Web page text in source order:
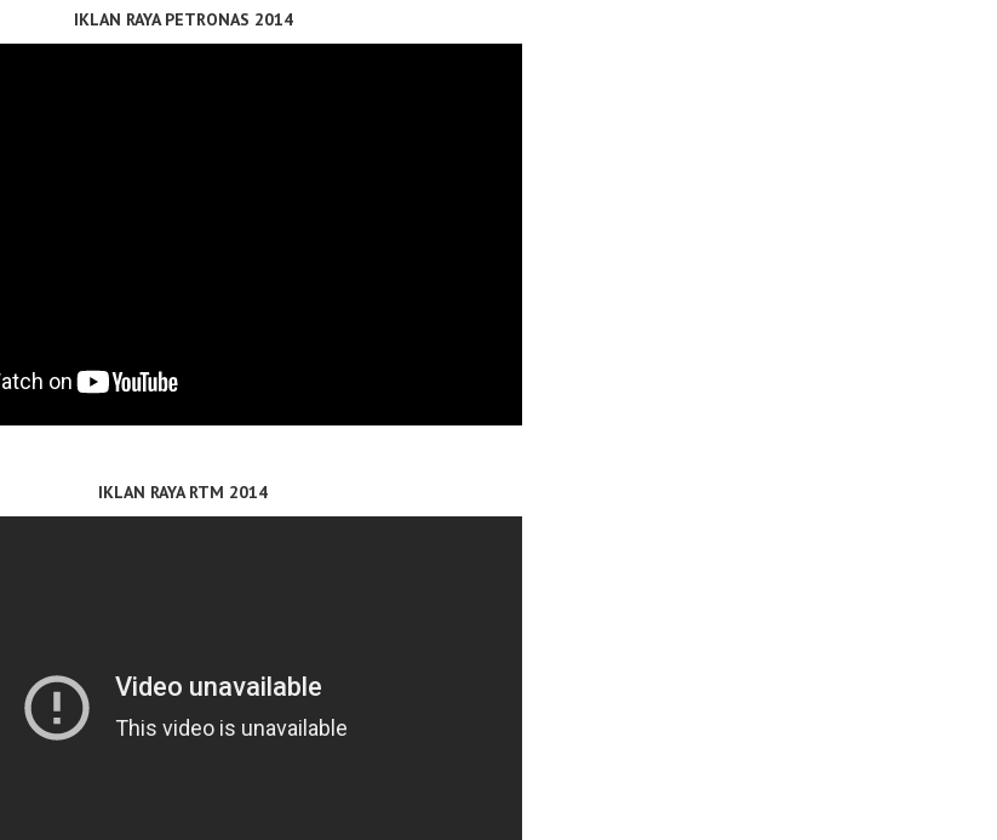
IKLAN RAYA PETRONAS 2014
IKLAN RAYA RTM 2014